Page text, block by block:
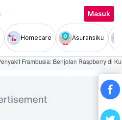
Masuk
Homecare Asuransiku
Frambusia: Benjolan Raspberry di